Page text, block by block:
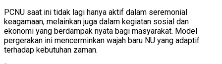
PCNU saat ini tidak lagi hanya aktif dalam seremonial
keagamaan, melainkan juga dalam kegiatan sosial dan
ekonomi yang berdampak nyata bagi masyarakat. Model
pergerakan ini mencerminkan wajah baru NU yang adaptif
terhadap kebutuhan zaman.